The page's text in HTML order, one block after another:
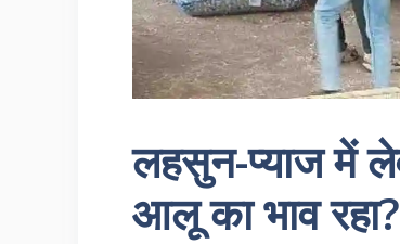
लहसुन-प्याज में
आलू का भाव